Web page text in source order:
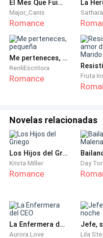
Pero Ava y Elisa se miran
preocupadas
Al día siguiente muy
empiezan a llegar los
es uno de los más ricos
mucha gente a comprar
calles , y con ellos más
Ava llega a su clase
pero hoy es diferente .
Al llegar ve un grupo de
poder entrar . Ella
pone siempre, y se acerca
_¿ Que pasa ? _
El Mes Que Fuimos Verdad
Major_Canis
Romance
Sathara
Me perteneces, pequeña
RenliEscritora
Romance Fruta
Novelas relacionadas
Los Hijos del Griego
Krista Miller
Romance
Day
La Enfermera del CEO
Aurora Love Lila